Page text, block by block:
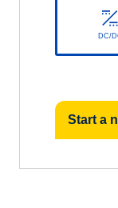
DC/
Start a